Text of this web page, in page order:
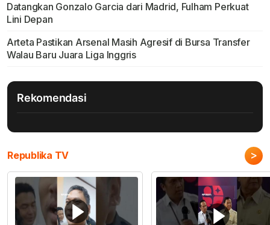
Datangkan Gonzalo Garcia dari Madrid, Fulham Perkuat
Lini Depan
Arteta Pastikan Arsenal Masih Agresif di Bursa Transfer
Walau Baru Juara Liga Inggris
Rekomendasi
Republika TV >